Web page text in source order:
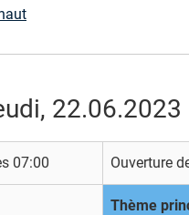
22.06.2023
07:00 Ouverture
Thème